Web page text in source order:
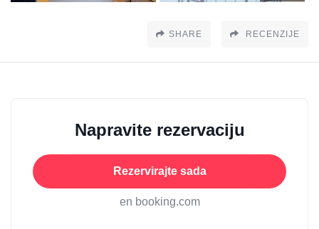
SHARE RECENZIJE
Napravite rezervaciju
Rezervirajte sada
en booking.com